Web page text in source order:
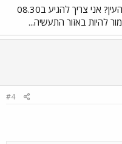
המ. אז איך עדיף לי להגיע לראש העין? אני צריך להגיע ב08.30
להיות באזור התעשיה...
#4